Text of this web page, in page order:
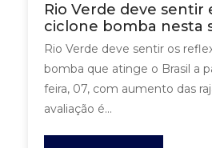
Rio Verde deve sentir
ciclone bomba nesta
Rio Verde deve sentir os
bomba que atinge o Brasil a
feira, 07, com aumento das
avaliação é...